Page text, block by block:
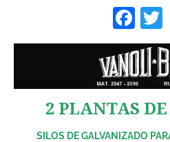
2 PLANTAS
SILOS DE GALVANIZADO